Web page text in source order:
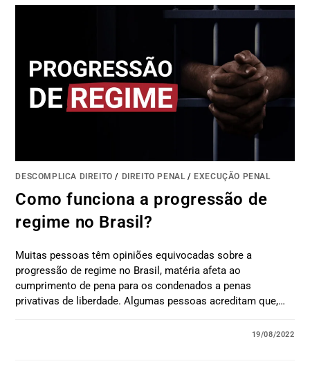
DESCOMPLICA DIREITO / DIREITO PENAL/ EXECUÇÃO PENAL
Como funciona a progressão de
regime no Brasil?
Muitas pessoas têm opiniões equivocadas sobre a
progressão de regime no Brasil, matéria afeta ao
cumprimento de pena para os condenados a penas
privativas de liberdade. Algumas pessoas acreditam que,…
19/08/2022